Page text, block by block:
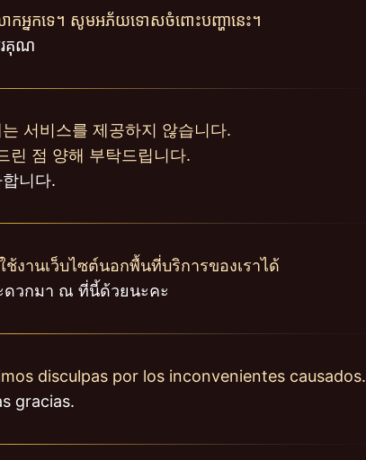
កអ្នកទេ។ សូមអភ័យទោសចំពោះបញ្ហានេះ។
គុណ
서비스를 제공하지 않습니다.
린 점 양해 부탁드립니다.
니다.
งานเว็บไซต์นอกพื้นที่บริการของเราได้
ดวกมา ณ ที่นี้ด้วยนะคะ
disculpas por los inconvenientes causados.
gracias.